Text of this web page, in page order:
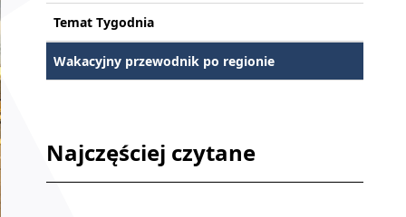
Temat Tygodnia
Wakacyjny przewodnik po regionie
Najczęściej czytane